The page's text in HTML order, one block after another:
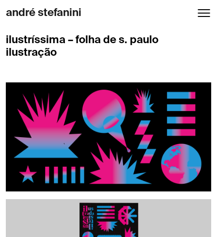
andré stefanini
ilustríssima – folha de s. paulo
ilustração